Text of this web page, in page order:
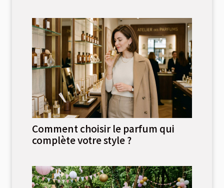
Comment choisir le parfum qui
complète votre style ?